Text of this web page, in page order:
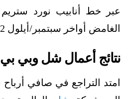
عبر خط أنابيب نورد ستريم
الغامض أواخر سبتمبر/أيلول 2022.
نتائج أعمال شل وبي بي
امتد التراجع في صافي